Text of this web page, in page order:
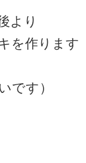
より ケー
を作ります
です）